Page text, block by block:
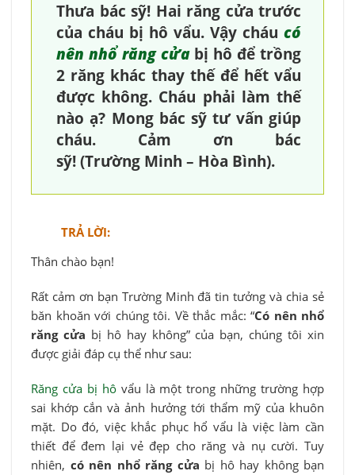
Thưa bác sỹ! Hai răng cửa trước
của cháu bị hô vẩu. Vậy cháu có
nên nhổ răng cửabị hô để trồng
2 răng khác thay thế để hết vẩu
được không. Cháu phải làm thế
nào ạ? Mong bác sỹ tư vấn giúp
cháu. Cảm ơn bác
sỹ! (Trường Minh – Hòa Bình).
TRẢ LỜI:
Thân chào bạn!
Rất cảm ơn bạn Trường Minh đã tin tưởng và chia sẻ
băn khoăn với chúng tôi. Về thắc mắc: “Có nên nhổ
răng cửa bị hô hay không” của bạn, chúng tôi xin
được giải đáp cụ thể như sau:
Răng cửa bị hôvẩu là một trong những trường hợp
sai khớp cắn và ảnh hưởng tới thẩm mỹ của khuôn
mặt. Do đó, việc khắc phục hổ vẩu là việc làm cần
thiết để đem lại vẻ đẹp cho răng và nụ cười. Tuy
nhiên, có nên nhổ răng cửa bị hô hay không bạn